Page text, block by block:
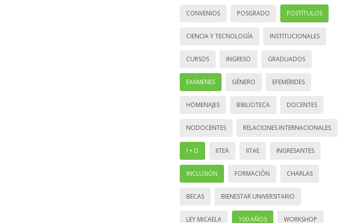
CONVENIOS POSGRADO POSTÍTULOS
CIENCIA Y TECNOLOGÍA INSTITUCIONALES
CURSOS INGRESO GRADUADOS
EXÁMENES GÉNERO EFEMÉRIDES
HOMENAJES BIBLIOTECA DOCENTES
NODOCENTES RELACIONES INTERNACIONALES
I + D IITEA IITAE INGRESANTES
INCLUSIÓN FORMACIÓN CHARLAS
BECAS BIENESTAR UNIVERSITARIO
LEY MICAELA 100 AÑOS WORKSHOP